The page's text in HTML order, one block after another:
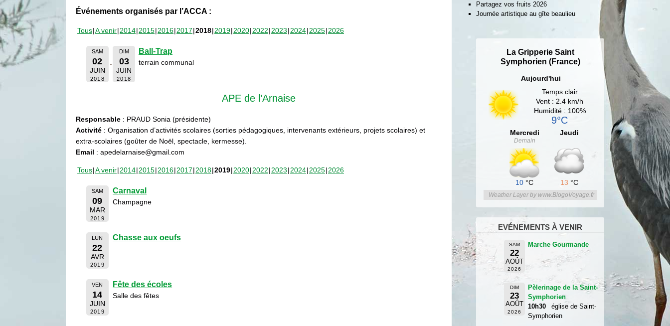
Événements organisés par l’ACCA :
Tous A venir 2014 2015 2016 2017 2018 2019 2020 2022 2023 2024 2025 2026
SAM
02
JUIN
2018
DIM
03
JUIN
2018
Ball-Trap
terrain communal
APE de l’Arnaise
Responsable : PRAUD Sonia (présidente)
Activité : Organisation d’activités scolaires (sorties pédagogiques, intervenants extérieurs, projets scolaires) et
extra-scolaires (goûter de Noël, spectacle, kermesse).
Email : apedelarnaise@gmail.com
Tous A venir 2014 2015 2016 2017 2018 2019 2020 2022 2023 2024 2025 2026
SAM
09
MAR
2019
Carnaval
Champagne
LUN
22
AVR
2019
Chasse aux oeufs
VEN
14
JUIN
2019
Fête des écoles
Salle des fêtes
Partagez vos fruits 2026
Journée artistique au gîte beaulieu
La Gripperie Saint
Symphorien (France)
Aujourd'hui
Temps clair
Vent : 2.4 km/h
Humidité : 100%
9°C
Mercredi
Demain
10 °C
Jeudi
13 °C
Weather Layer by www.BlogoVoyage.fr
EVÉNEMENTS À VENIR
SAM
22
AOÛT
2026
Marche Gourmande
DIM
23
AOÛT
2026
Pèlerinage de la Saint-
Symphorien
10h30
église de Saint-
Symphorien